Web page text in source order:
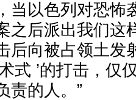
当以色列对恐
之后派出我们这
后向被占领土
式 ’的打击，仅
责的人。”